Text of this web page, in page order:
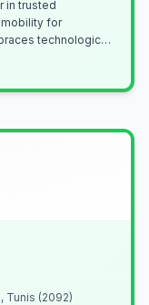
for
technological
Tunis (2092)